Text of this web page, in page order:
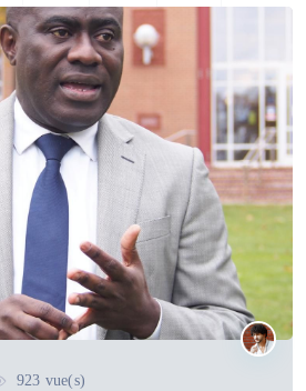
923 vue(s)